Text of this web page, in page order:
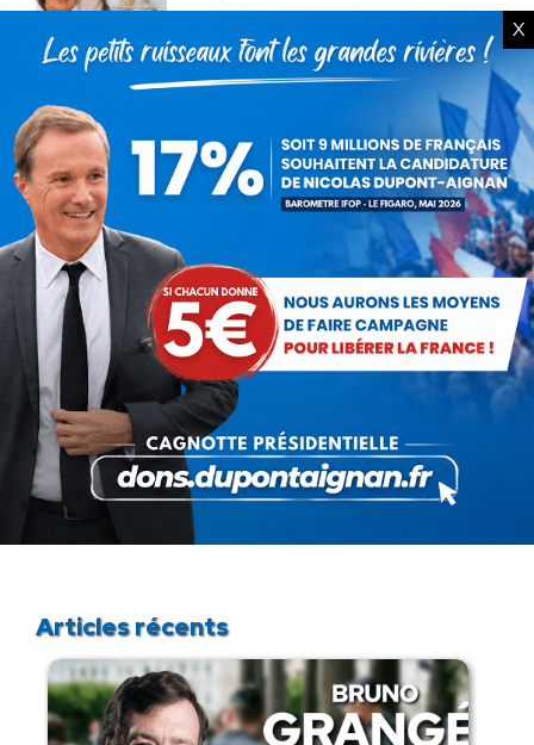
Bac de français : quand la
liberté pédagogique devient
abandon culturel
18 juillet 2026
La France au seuil d’un
engrenage stratégique ?
15 juillet 2026
Rechercher
Recherche
:
Articles récents
X